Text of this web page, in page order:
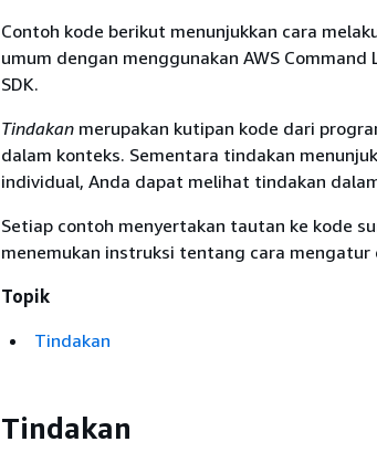
Contoh kode berikut menunjukkan cara
umum dengan menggunakan AWS
SDK.
Tindakan merupakan kutipan kode dari
dalam konteks. Sementara tindakan
individual, Anda dapat melihat tindakan
Setiap contoh menyertakan tautan ke kode
menemukan instruksi tentang cara
Topik
Tindakan
Tindakan